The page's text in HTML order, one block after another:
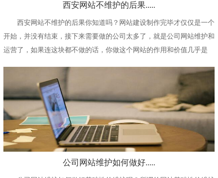
西安网站不维护的后果.....
西安网站不维护的后果你知道吗？网站建设制作完毕才仅仅是一个
开始，并没有结束，接下来需要做的公司太多了，就是公司网站维护和
运营了，如果连这块都不做的话，你做这个网站的作用和价值几乎是
公司网站维护如何做好.....